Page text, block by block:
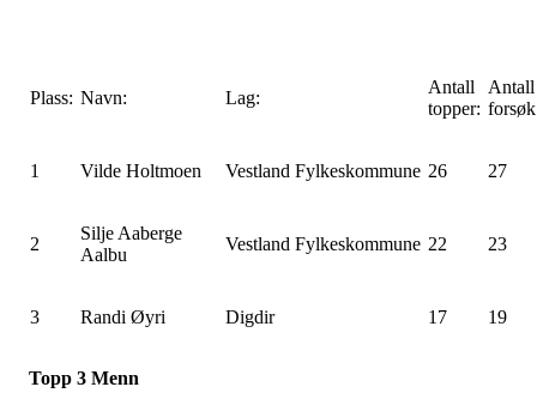
Plass: Navn: Lag:
Antall
topper:
Antall
1 Vilde Holtmoen Vestland Fylkeskommune 26 27
2
Silje Aaberge
Aalbu
Vestland Fylkeskommune 22 23
3 Randi Øyri Digdir 17 19
Topp 3 Menn